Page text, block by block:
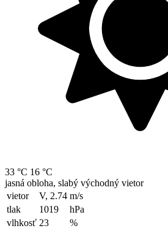
33 °C 16 °C
jasná obloha, slabý východný vietor
vietor
V, 2.74 m/s
tlak
1019
hPa
vlhkosť 23
%